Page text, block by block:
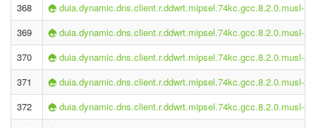
368
duia.dynamic.dns.client.r.ddwrt.mipsel.74kc.gcc.8.2.0.musl-
369
duia.dynamic.dns.client.r.ddwrt.mipsel.74kc.gcc.8.2.0.musl-
370
duia.dynamic.dns.client.r.ddwrt.mipsel.74kc.gcc.8.2.0.musl-
371
duia.dynamic.dns.client.r.ddwrt.mipsel.74kc.gcc.8.2.0.musl-
372
duia.dynamic.dns.client.r.ddwrt.mipsel.74kc.gcc.8.2.0.musl-